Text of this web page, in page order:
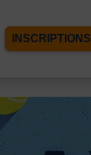
INSCRIPTIONS